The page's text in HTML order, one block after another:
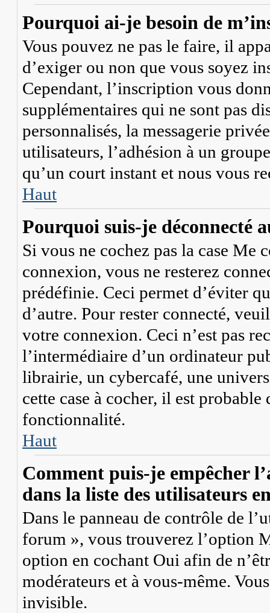
Pourquoi ai-je besoin de
Vous pouvez ne pas le faire, il
d’exiger ou non que vous soyez
Cependant, l’inscription vous
supplémentaires qui ne sont pas
personnalisés, la messagerie
utilisateurs, l’adhésion à un
qu’un court instant et nous vous
Haut
Pourquoi suis-je déconnecté
Si vous ne cochez pas la case Me
connexion, vous ne resterez
prédéfinie. Ceci permet d’éviter
d’autre. Pour rester connecté,
votre connexion. Ceci n’est pas
l’intermédiaire d’un ordinateur
librairie, un cybercafé, une
cette case à cocher, il est
fonctionnalité.
Haut
Comment puis-je empêcher
dans la liste des utilisateurs
Dans le panneau de contrôle de
forum », vous trouverez l’option
option en cochant Oui afin de
modérateurs et à vous-même.
invisible.